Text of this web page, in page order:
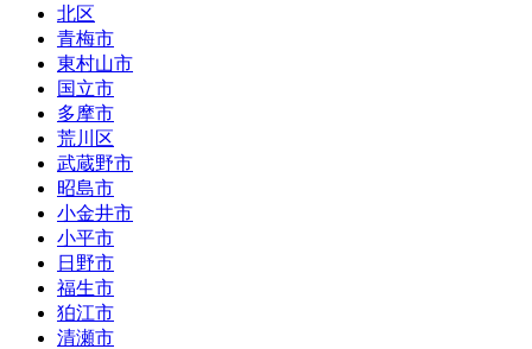
北区
青梅市
東村山市
国立市
多摩市
荒川区
武蔵野市
昭島市
小金井市
小平市
日野市
福生市
狛江市
清瀬市